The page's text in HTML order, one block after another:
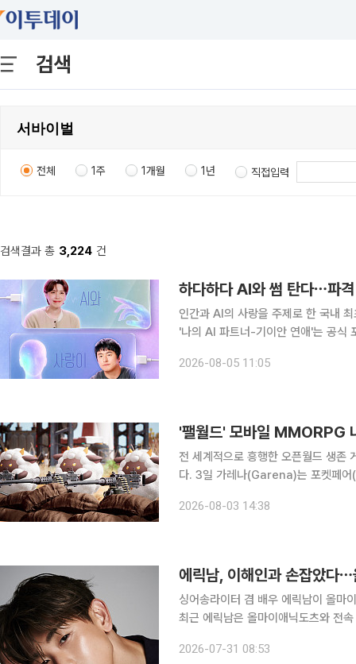
검색
전체 1주 1개월 1년 직접입력
검색결과 총 3,224 건
하다하다 AI와 썸 탄다⋯파
인간과 AI의 사랑을 주제로 한 국내 최초 AI 연애
'나의 AI 파트너-기이안 연애'는 공식 포스
서바이벌 프로그램이다. '상대가 AI여
2026-08-05 11:05
'팰월드' 모바일 MMORPG
전 세계적으로 흥행한 오픈월드 생
다. 3일 가레나(Garena)는 포켓페어(Pocketpair)와 공식 라이선스 계약을 맺고 신작 ‘팰월드 온
드’의 정식 라이선스를 기반으로 개발
2026-08-03 14:38
에릭남, 이해인과 손잡았다
싱어송라이터 겸 배우 에릭남이 올마이애닉도츠에 둥
최근 에릭남은 올마이애닉도츠와 전속 계약을 체결했다. 에릭남
달 5일 두 번째 싱글 '미스 미 모어
2026-07-31 08:53